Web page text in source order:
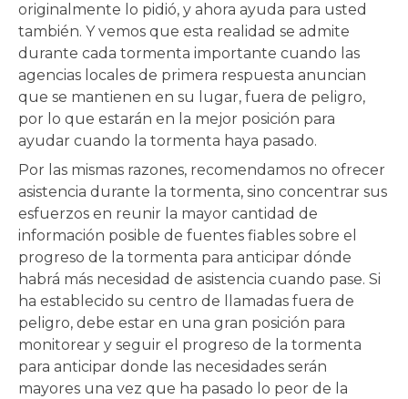
originalmente lo pidió, y ahora ayuda para usted
también. Y vemos que esta realidad se admite
durante cada tormenta importante cuando las
agencias locales de primera respuesta anuncian
que se mantienen en su lugar, fuera de peligro,
por lo que estarán en la mejor posición para
ayudar cuando la tormenta haya pasado.
Por las mismas razones, recomendamos no ofrecer
asistencia durante la tormenta, sino concentrar sus
esfuerzos en reunir la mayor cantidad de
información posible de fuentes fiables sobre el
progreso de la tormenta para anticipar dónde
habrá más necesidad de asistencia cuando pase. Si
ha establecido su centro de llamadas fuera de
peligro, debe estar en una gran posición para
monitorear y seguir el progreso de la tormenta
para anticipar donde las necesidades serán
mayores una vez que ha pasado lo peor de la